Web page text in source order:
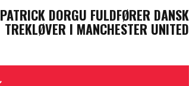
PATRICK DORGU FULDFØRER DANSK
TREKLØVER I MANCHESTER UNITED